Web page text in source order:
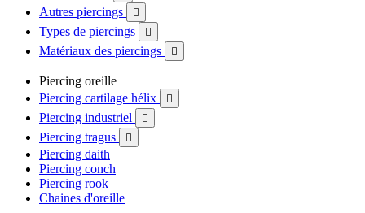
Autres piercings 
Types de piercings 
Matériaux des piercings 
Piercing oreille
Piercing cartilage hélix

Piercing industriel 
Piercing tragus 
Piercing daith
Piercing conch
Piercing rook
Chaines d'oreille